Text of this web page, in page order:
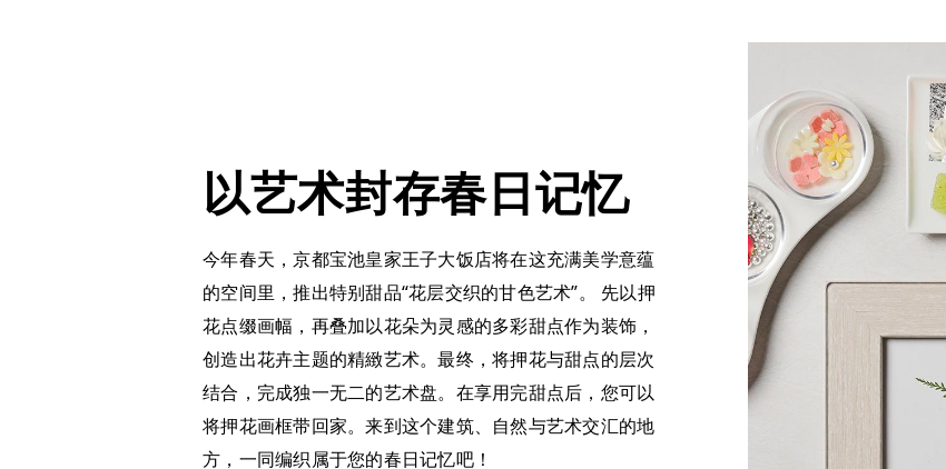
以艺术封存春日记忆
今年春天，京都宝池皇家王子大饭店将在这充满美学意蕴
的空间里，推出特别甜品“花层交织的甘色艺术”。 先以押
花点缀画幅，再叠加以花朵为灵感的多彩甜点作为装饰，
创造出花卉主题的精緻艺术。最终，将押花与甜点的层次
结合，完成独一无二的艺术盘。在享用完甜点后，您可以
将押花画框带回家。来到这个建筑、自然与艺术交汇的地
方，一同编织属于您的春日记忆吧！